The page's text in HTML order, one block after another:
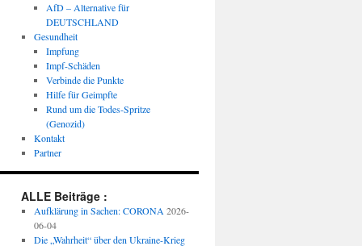
AfD – Alternative für
DEUTSCHLAND
Gesundheit
Impfung
Impf-Schäden
Verbinde die Punkte
Hilfe für Geimpfte
Rund um die Todes-Spritze
(Genozid)
Kontakt
Partner
ALLE Beiträge :
Aufklärung in Sachen: CORONA 2026-
06-04
Die „Wahrheit“ über den Ukraine-Krieg